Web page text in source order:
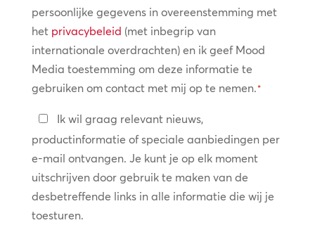
*
persoonlijke gegevens in overeenstemming met
het privacybeleid (met inbegrip van
internationale overdrachten) en ik geef Mood
Media toestemming om deze informatie te
gebruiken om contact met mij op te nemen.*
Blijf
in
contact
Ik wil graag relevant nieuws,
productinformatie of speciale aanbiedingen per
e-mail ontvangen. Je kunt je op elk moment
uitschrijven door gebruik te maken van de
desbetreffende links in alle informatie die wij je
toesturen.